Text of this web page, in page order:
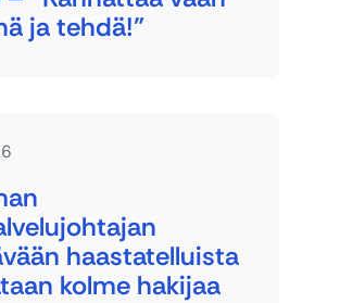
ja tehdä!”
haastatelluista
kolme hakijaa